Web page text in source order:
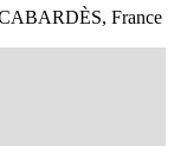
France